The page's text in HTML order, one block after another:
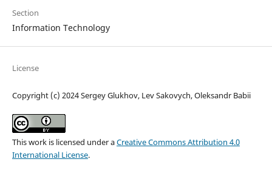
Section
Information Technology
License
Copyright (c) 2024 Sergey Glukhov, Lev Sakovych, Oleksandr Babii
This work is licensed under aCreative Commons Attribution 4.0
International License.